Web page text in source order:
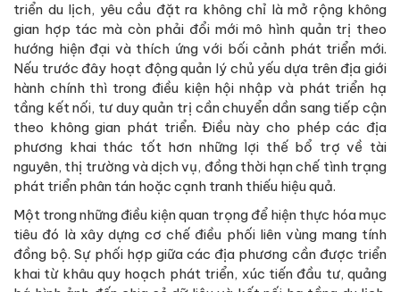
triển du lịch, yêu cầu đặt ra không chỉ là mở rộng không
gian hợp tác mà còn phải đổi mới mô hình quản trị theo
hướng hiện đại và thích ứng với bối cảnh phát triển mới.
Nếu trước đây hoạt động quản lý chủ yếu dựa trên địa giới
hành chính thì trong điều kiện hội nhập và phát triển hạ
tầng kết nối, tư duy quản trị cần chuyển dần sang tiếp cận
theo không gian phát triển. Điều này cho phép các địa
phương khai thác tốt hơn những lợi thế bổ trợ về tài
nguyên, thị trường và dịch vụ, đồng thời hạn chế tình trạng
phát triển phân tán hoặc cạnh tranh thiếu hiệu quả.
Một trong những điều kiện quan trọng để hiện thực hóa mục
tiêu đó là xây dựng cơ chế điều phối liên vùng mang tính
đồng bộ. Sự phối hợp giữa các địa phương cần được triển
khai từ khâu quy hoạch phát triển, xúc tiến đầu tư, quảng